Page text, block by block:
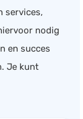
services,
nodig
en succes
Je kunt